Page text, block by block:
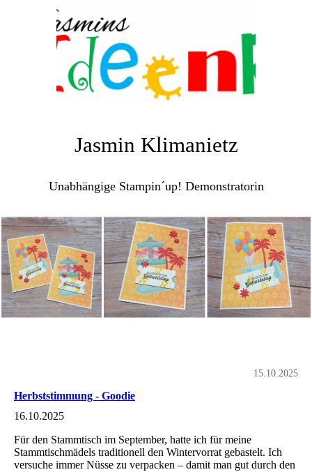
Jasmin Klimanietz
Unabhängige Stampin´up! Demonstratorin
15.10.2025
Herbststimmung - Goodie
16.10.2025
Für den Stammtisch im September, hatte ich für meine
Stammtischmädels traditionell den Wintervorrat gebastelt. Ich
versuche immer Nüsse zu verpacken – damit man gut durch den